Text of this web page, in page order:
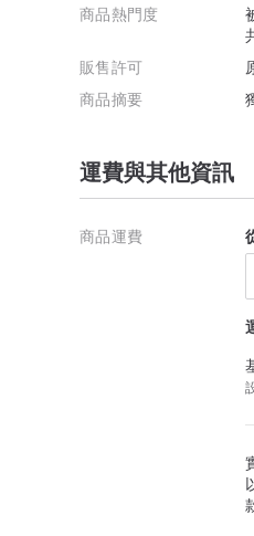
所有飾品圴以紙盒包
(紙盒大小或會根據貨品
[保養及注意事項]
- 蠟線耐水，但由於項
要戴著去洗澡，游泳
- 不建議帶著飾品睡覺,
- 黃銅材質隨著配戴時
以回復原有光澤。(純
批配件都會有的!! 所
- 蠟線編織不會用膠水
- 天然石等天然素材,
- 圖片中的商品可能會
香港的客戶統一以順
下單前請選定你要的取
商品熱門度
販售許可
商品摘要
運費與其他資訊
商品運費